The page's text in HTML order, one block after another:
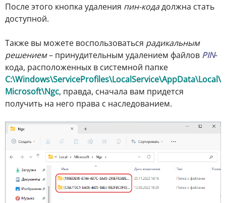
После этого кнопка удаления пин-кодадолжна стать
доступной.
Также вы можете воспользоваться радикальным
решением– принудительным удалением файлов PIN-
кода, расположенных в системной папке
C:\Windows\ServiceProfiles\LocalService\AppData\Local\
Microsoft\Ngc, правда, сначала вам придется
получить на него права с наследованием.